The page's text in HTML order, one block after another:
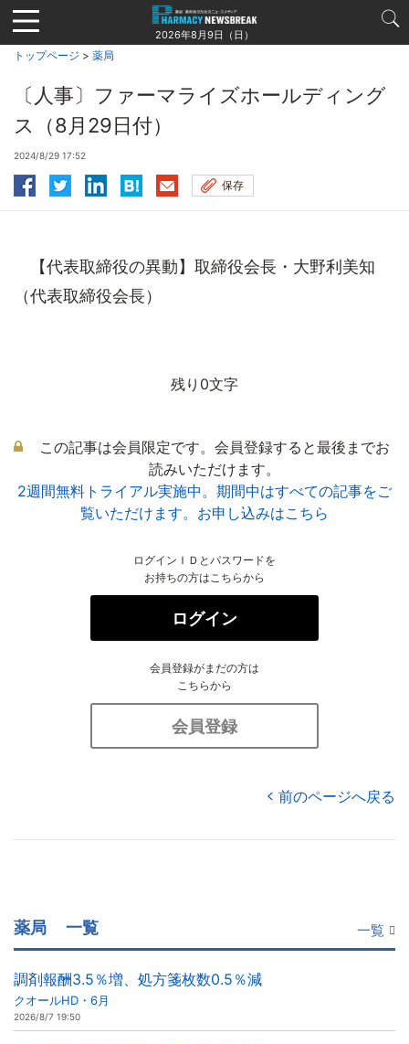
Jump
to
navigation
2026年8月9日（日）
トップページ > 薬局
〔人事〕ファーマライズホールディング
ス（8月29日付）
2024/8/29 17:52
保存
【代表取締役の異動】取締役会長・大野利美知
（代表取締役会長）
残り0文字
この記事は会員限定です。会員登録すると最後までお
読みいただけます。
2週間無料トライアル実施中。期間中はすべての記事をご
覧いただけます。お申し込みはこちら
ログインＩＤとパスワードを
お持ちの方はこちらから
ログイン
会員登録がまだの方は
こちらから
会員登録
前のページへ戻る
薬局 一覧 一覧
調剤報酬3.5％増、処方箋枚数0.5％減
クオールHD・6月
2026/8/7 19:50